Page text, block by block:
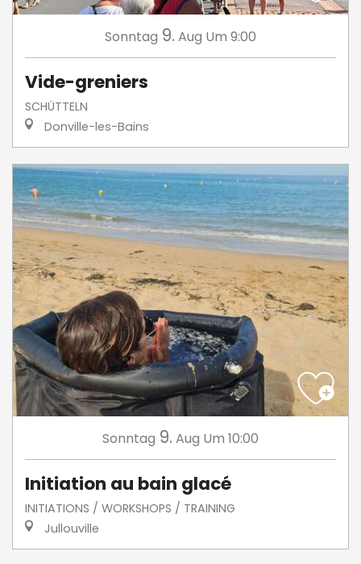
Sonntag 9. Aug Um 9:00
Vide-greniers
SCHÜTTELN
Donville-les-Bains
Sonntag 9. Aug Um 10:00
Initiation au bain glacé
INITIATIONS / WORKSHOPS / TRAINING
Jullouville